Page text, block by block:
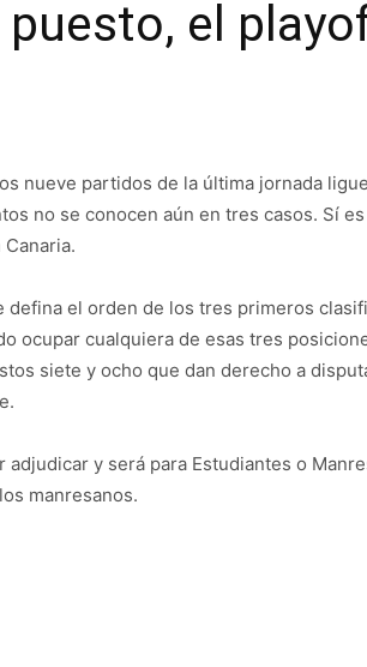
el
nueve partidos de la última jornada
no se conocen aún en tres casos. Sí
el orden de los tres primeros
ocupar cualquiera de esas tres
siete y ocho que dan derecho a
y será para Estudiantes o
manresanos.